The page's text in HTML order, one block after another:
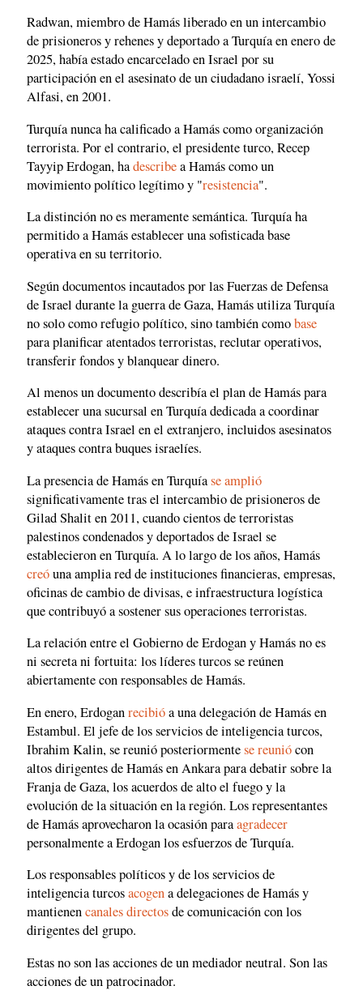
Radwan, miembro de Hamás liberado en un intercambio
de prisioneros y rehenes y deportado a Turquía en enero de
2025, había estado encarcelado en Israel por su
participación en el asesinato de un ciudadano israelí, Yossi
Alfasi, en 2001.
Turquía nunca ha calificado a Hamás como organización
terrorista. Por el contrario, el presidente turco, Recep
Tayyip Erdogan, hadescribea Hamás como un
movimiento político legítimo y "resistencia".
La distinción no es meramente semántica. Turquía ha
permitido a Hamás establecer una sofisticada base
operativa en su territorio.
Según documentos incautados por las Fuerzas de Defensa
de Israel durante la guerra de Gaza, Hamás utiliza Turquía
no solo como refugio político, sino también comobase
para planificar atentados terroristas, reclutar operativos,
transferir fondos y blanquear dinero.
Al menos un documento describía el plan de Hamás para
establecer una sucursal en Turquía dedicada a coordinar
ataques contra Israel en el extranjero, incluidos asesinatos
y ataques contra buques israelíes.
La presencia de Hamás en Turquíase amplió
significativamente tras el intercambio de prisioneros de
Gilad Shalit en 2011, cuando cientos de terroristas
palestinos condenados y deportados de Israel se
establecieron en Turquía. A lo largo de los años, Hamás
creóuna amplia red de instituciones financieras, empresas,
oficinas de cambio de divisas, e infraestructura logística
que contribuyó a sostener sus operaciones terroristas.
La relación entre el Gobierno de Erdogan y Hamás no es
ni secreta ni fortuita: los líderes turcos se reúnen
abiertamente con responsables de Hamás.
En enero, Erdoganrecibióa una delegación de Hamás en
Estambul. El jefe de los servicios de inteligencia turcos,
Ibrahim Kalin, se reunió posteriormentese reuniócon
altos dirigentes de Hamás en Ankara para debatir sobre la
Franja de Gaza, los acuerdos de alto el fuego y la
evolución de la situación en la región. Los representantes
de Hamás aprovecharon la ocasión paraagradecer
personalmente a Erdogan los esfuerzos de Turquía.
Los responsables políticos y de los servicios de
inteligencia turcosacogena delegaciones de Hamás y
mantienencanales directosde comunicación con los
dirigentes del grupo.
Estas no son las acciones de un mediador neutral. Son las
acciones de un patrocinador.